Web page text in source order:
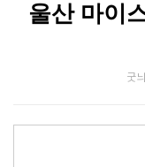
울산 마이
굿